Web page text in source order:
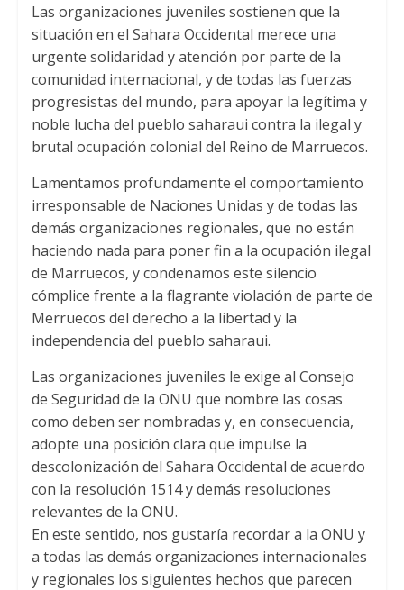
a
t
s
A
p
p
i
t
t
e
r
c
e
b
o
o
k
Las organizaciones juveniles sostienen que la
situación en el Sahara Occidental merece una
urgente solidaridad y atención por parte de la
comunidad internacional, y de todas las fuerzas
progresistas del mundo, para apoyar la legítima y
noble lucha del pueblo saharaui contra la ilegal y
brutal ocupación colonial del Reino de Marruecos.
Lamentamos profundamente el comportamiento
irresponsable de Naciones Unidas y de todas las
demás organizaciones regionales, que no están
haciendo nada para poner fin a la ocupación ilegal
de Marruecos, y condenamos este silencio
cómplice frente a la flagrante violación de parte de
Merruecos del derecho a la libertad y la
independencia del pueblo saharaui.
Las organizaciones juveniles le exige al Consejo
de Seguridad de la ONU que nombre las cosas
como deben ser nombradas y, en consecuencia,
adopte una posición clara que impulse la
descolonización del Sahara Occidental de acuerdo
con la resolución 1514y demás resoluciones
relevantes de la ONU.
En este sentido, nos gustaría recordar a la ONU y
a todas las demás organizaciones internacionales
y regionales los siguientes hechos que parecen